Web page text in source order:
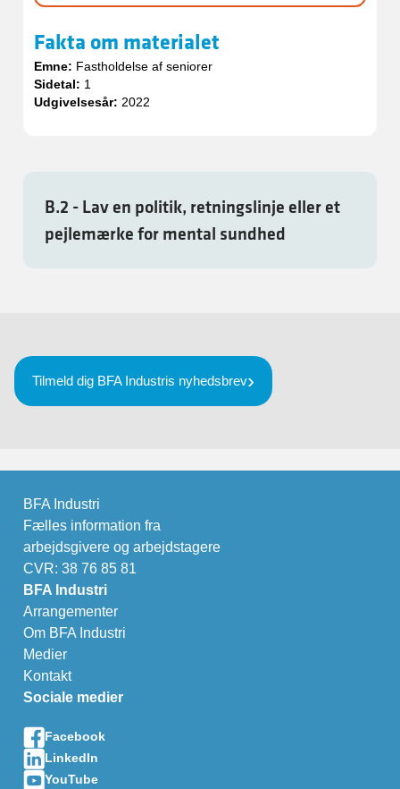
B.2 - Lav en politik, retningslinje eller et
pejlemærke for mental sundhed
Fakta om materialet
Emne: Fastholdelse af seniorer
Sidetal: 1
Udgivelsesår: 2022
Tilmeld dig BFA Industris nyhedsbrev
BFA Industri
Fælles information fra
arbejdsgivere og arbejdstagere
CVR: 38 76 85 81
BFA Industri
Arrangementer
Om BFA Industri
Medier
Kontakt
Sociale medier
Facebook
LinkedIn
YouTube